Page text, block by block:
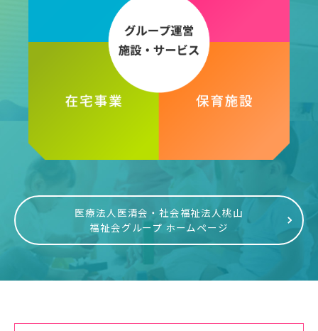
医療法人医清会・社会福祉法人桃山
福祉会グループ ホームページ